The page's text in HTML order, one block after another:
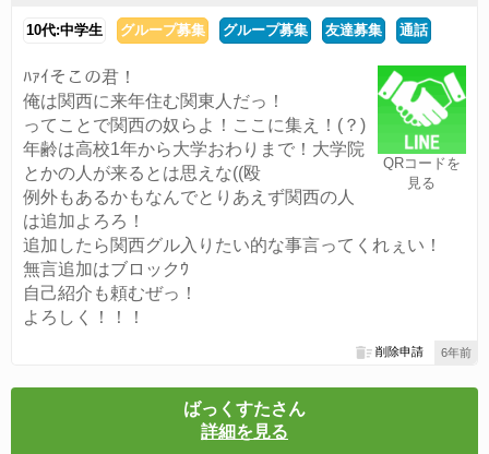
10代:中学生 グループ募集 グループ募集 友達募集 通話
QRコードを
見る
ﾊｧｲそこの君！
俺は関西に来年住む関東人だっ！
ってことで関西の奴らよ！ここに集え！(？)
年齢は高校1年から大学おわりまで！大学院
とかの人が来るとは思えな((殴
例外もあるかもなんでとりあえず関西の人
は追加よろろ！
追加したら関西グル入りたい的な事言ってくれぇい！
無言追加はブロックｳ
自己紹介も頼むぜっ！
よろしく！！！
6年前
削除申請
ばっくすたさん
詳細を見る